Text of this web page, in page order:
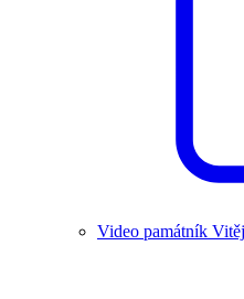
Video památník